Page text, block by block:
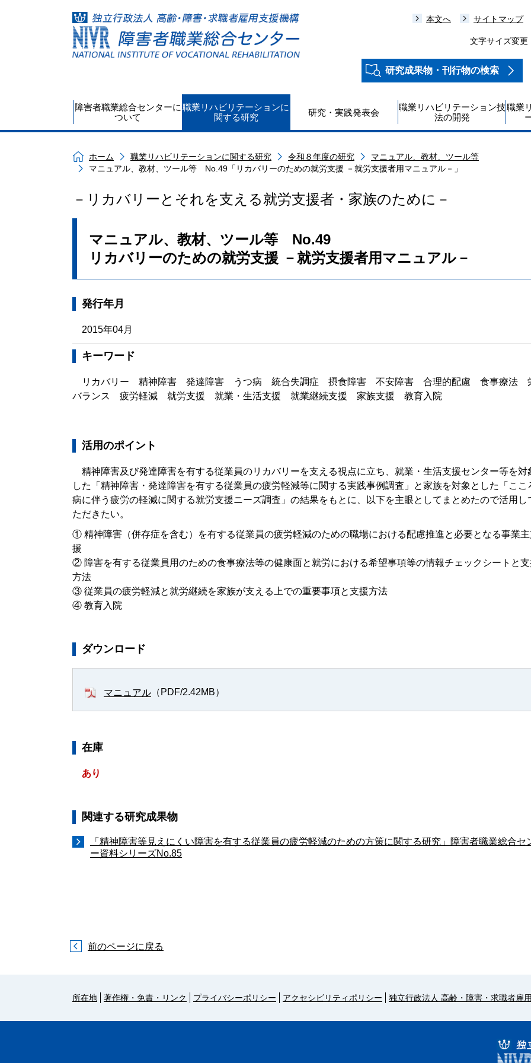
本文へ サイトマップ
文字サイズ変更
研究成果物・刊行物の検索
障害者職業総合センターに
ついて
職業リハビリテーションに
関する研究
研究・実践発表会
職業リハビリテーション技
法の開発
職業
ホーム 職業リハビリテーションに関する研究 令和８年度の研究
マニュアル、教材、ツール等
マニュアル、教材、ツール等 No.49「リカバリーのための就労支援 －就労支援者用マニュアル－」
－リカバリーとそれを支える就労支援者・家族のために－
マニュアル、教材、ツール等 No.49
リカバリーのための就労支援 －就労支援者用マニュアル－
発行年月
2015年04月
キーワード
リカバリー 精神障害 発達障害 うつ病 統合失調症 摂食障害 不安障害 合理的配慮 食事療法
バランス 疲労軽減 就労支援 就業・生活支援 就業継続支援 家族支援 教育入院
活用のポイント
精神障害及び発達障害を有する従業員のリカバリーを支える視点に立ち、就業・生活支援センター等を対
した「精神障害・発達障害を有する従業員の疲労軽減等に関する実践事例調査」と家族を対象とした「ここ
病に伴う疲労の軽減に関する就労支援ニーズ調査」の結果をもとに、以下を主眼としてまとめたので活用し
ただきたい。
① 精神障害（併存症を含む）を有する従業員の疲労軽減のための職場における配慮推進と必要となる事業
援
② 障害を有する従業員用のための食事療法等の健康面と就労における希望事項等の情報チェックシートと
方法
③ 従業員の疲労軽減と就労継続を家族が支える上での重要事項と支援方法
④ 教育入院
ダウンロード
マニュアル （PDF/2.42MB）
在庫
あり
関連する研究成果物
「精神障害等見えにくい障害を有する従業員の疲労軽減のための方策に関する研究」障害者職業総合セ
ー資料シリーズNo.85
前のページに戻る
所在地 著作権・免責・リンク プライバシーポリシー アクセシビリティポリシー 独立行政法人 高齢・障害・求職者雇